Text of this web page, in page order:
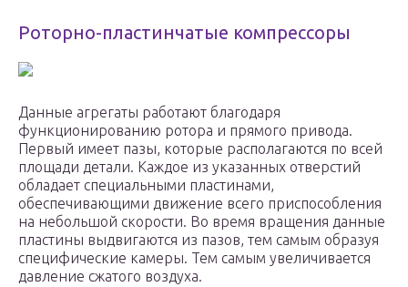
Роторно-пластинчатые компрессоры
Данные агрегаты работают благодаря
функционированию ротора и прямого привода.
Первый имеет пазы, которые располагаются по всей
площади детали. Каждое из указанных отверстий
обладает специальными пластинами,
обеспечивающими движение всего приспособления
на небольшой скорости. Во время вращения данные
пластины выдвигаются из пазов, тем самым образуя
специфические камеры. Тем самым увеличивается
давление сжатого воздуха.